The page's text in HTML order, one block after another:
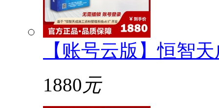
【账号云版】恒智
1880 元